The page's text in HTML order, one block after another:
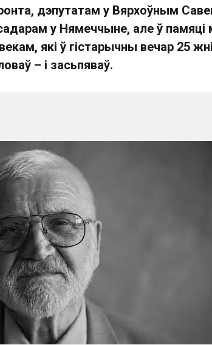
дэпутатам у Вярхоўным
у Нямеччыне, але ў памяці
які ў гістарычны вечар 25
– і засьпяваў.